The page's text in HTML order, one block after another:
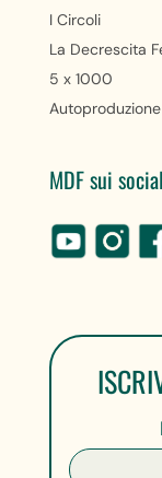
I Circoli
La Decrescita
5 x 1000
Autoproduzione
MDF sui social